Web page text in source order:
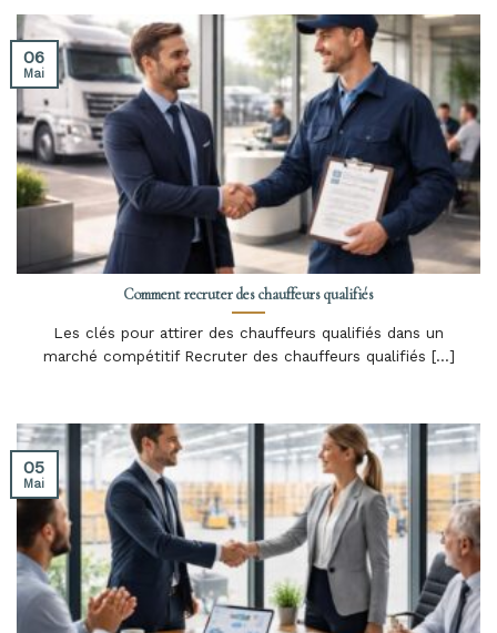
Comment recruter des chauffeurs qualifiés
Les clés pour attirer des chauffeurs qualifiés dans un
marché compétitif Recruter des chauffeurs qualifiés [...]
06
Mai
05
Mai